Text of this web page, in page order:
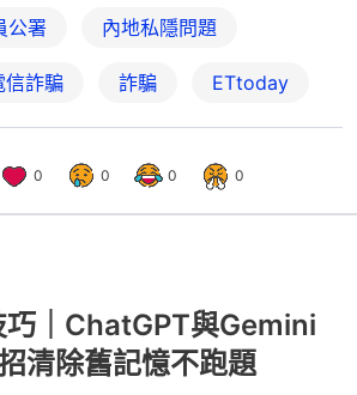
公署 內地私隱問題
信詐騙 詐騙 ETtoday
0 0 0 0
｜ChatGPT與Gemini
清除舊記憶不跑題